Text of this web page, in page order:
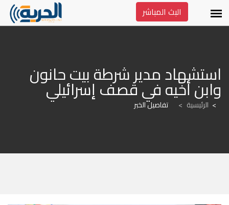
البث المباشر
وابن أخيه في قصف إسرائيلي
الرئيسية > تفاصيل الخبر